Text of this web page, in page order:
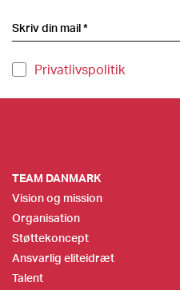
Privatlivspolitik
TEAM DANMARK
Vision og mission
Organisation
Støttekoncept
Ansvarlig eliteidræt
Talent